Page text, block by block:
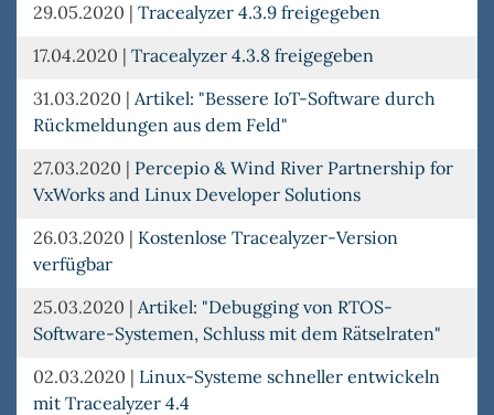
29.05.2020 | Tracealyzer 4.3.9 freigegeben
17.04.2020 | Tracealyzer 4.3.8 freigegeben
31.03.2020 | Artikel: "Bessere IoT-Software durch
Rückmeldungen aus dem Feld"
27.03.2020 | Percepio & Wind River Partnership for
VxWorks and Linux Developer Solutions
26.03.2020 | Kostenlose Tracealyzer-Version
verfügbar
25.03.2020 | Artikel: "Debugging von RTOS-
Software-Systemen, Schluss mit dem Rätselraten"
02.03.2020 | Linux-Systeme schneller entwickeln
mit Tracealyzer 4.4